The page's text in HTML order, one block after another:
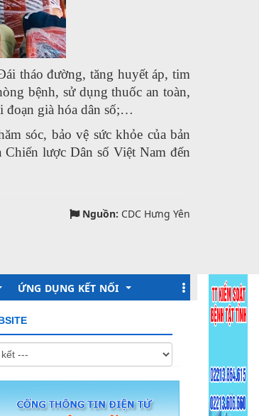
tháo đường, tăng huyết áp, tim
bệnh, sử dụng thuốc an toàn,
đoạn già hóa dân số;…
sóc, bảo vệ sức khỏe của bản
lược Dân số Việt Nam đến
Nguồn: CDC Hưng Yên
chủng
ỨNG DỤNG KẾT NỐI
Sức khỏe toàn dân
Tiêm chủng quốc gia